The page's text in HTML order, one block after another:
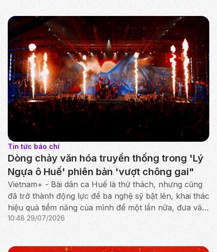
Tin tức báo chí
Dòng chảy văn hóa truyền thống trong 'Lý
Ngựa ô Huế' phiên bản 'vượt chông gai"
Vietnam+ - Bài dân ca Huế là thử thách, nhưng cũng
đã trở thành động lực để ba nghệ sỹ bật lên, khai thác
hiệu quả tiềm năng của mình để một lần nữa, đưa văn
hóa truyền thống tỏa sáng rực rỡ.
10:48 29/07/2026